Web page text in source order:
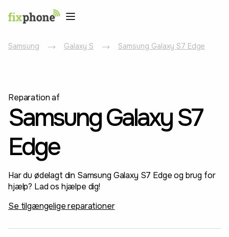
Samsung Galaxy S Samsung Galaxy S7 Edge
Reparation af
Samsung Galaxy S7
Edge
Har du ødelagt din Samsung Galaxy S7 Edge og brug for
hjælp? Lad os hjælpe dig!
Se tilgængelige reparationer